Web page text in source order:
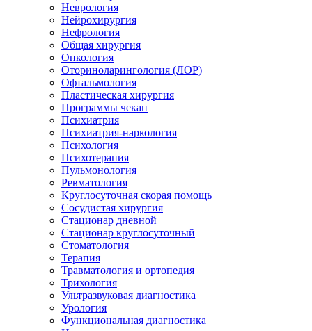
Неврология
Нейрохирургия
Нефрология
Общая хирургия
Онкология
Оториноларингология (ЛОР)
Офтальмология
Пластическая хирургия
Программы чекап
Психиатрия
Психиатрия-наркология
Психология
Психотерапия
Пульмонология
Ревматология
Круглосуточная скорая помощь
Сосудистая хирургия
Стационар дневной
Стационар круглосуточный
Стоматология
Терапия
Травматология и ортопедия
Трихология
Ультразвуковая диагностика
Урология
Функциональная диагностика